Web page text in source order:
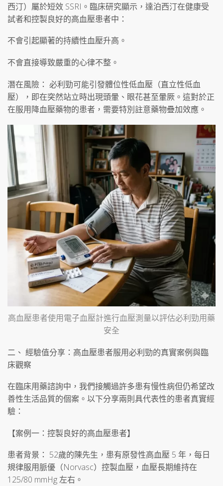
西汀）屬於短效 SSRI。臨床研究顯示，達泊西汀在健康受
試者和控製良好的高血壓患者中：
不會引起顯著的持續性血壓升高。
不會直接導致嚴重的心律不整。
潛在風險： 必利勁可能引發體位性低血壓（直立性低血
壓），即在突然站立時出現頭暈、眼花甚至暈厥。這對於正
在服用降血壓藥物的患者，需要特別註意藥物疊加效應。
高血壓患者使用電子血壓計進行血壓測量以評估必利勁用藥
安全
二、 經驗值分享：高血壓患者服用必利勁的真實案例與臨
床觀察
在臨床用藥諮詢中，我們接觸過許多患有慢性病但仍希望改
善性生活品質的個案。以下分享兩則具代表性的患者真實經
驗：
【案例一：控製良好的高血壓患者】
患者背景： 52歲的陳先生，患有原發性高血壓 5 年，每日
規律服用脈優（Norvasc）控製血壓，血壓長期維持在
125/80 mmHg 左右。